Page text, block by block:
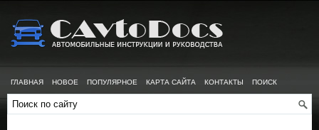
ГЛАВНАЯ НОВОЕ ПОПУЛЯРНОЕ КАРТА САЙТА КОНТАКТЫ ПОИСК